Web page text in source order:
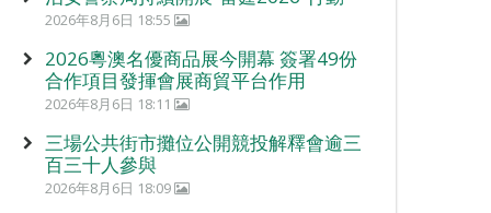
2026年8月6日 18:55
2026粵澳名優商品展今開幕 簽署49份
合作項目發揮會展商貿平台作用
2026年8月6日 18:11
三場公共街市攤位公開競投解釋會逾三
百三十人參與
2026年8月6日 18:09